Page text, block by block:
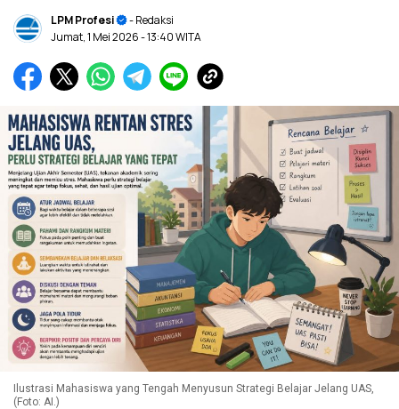
LPM Profesi
- Redaksi
Jumat, 1 Mei 2026- 13:40 WITA
Ilustrasi Mahasiswa yang Tengah Menyusun Strategi Belajar Jelang UAS,
(Foto: AI.)